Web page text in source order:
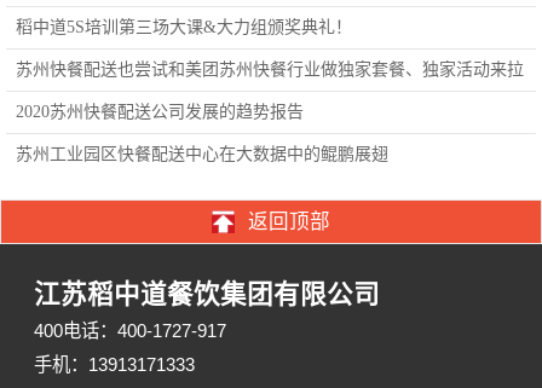
稻中道5S培训第三场大课&大力组颁奖典礼！
苏州快餐配送也尝试和美团苏州快餐行业做独家套餐、独家活动来拉
动
2020苏州快餐配送公司发展的趋势报告
苏州工业园区快餐配送中心在大数据中的鲲鹏展翅
返回顶部
江苏稻中道餐饮集团有限公司
400电话：400-1727-917
手机：13913171333